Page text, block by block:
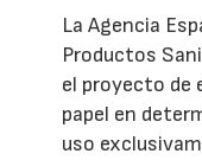
La Agencia
Productos
el proyecto de
papel en
uso